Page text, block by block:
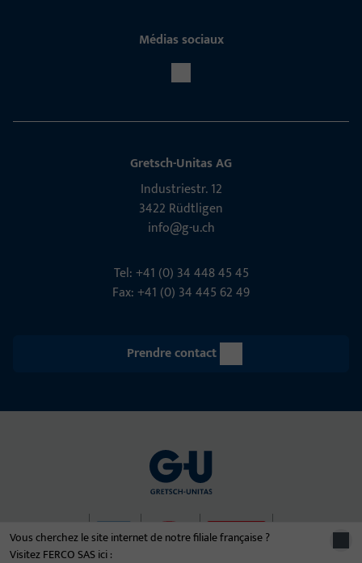
Vous cherchez le site internet de notre filiale française ?
Visitez FERCO SAS ici :
Médias sociaux
Gretsch-Unitas AG
Indu­s­triestr. 12
3422 Rüdt­ligen
info@g-u.ch
Tel: +41 (0) 34 448 45 45
Fax: +41 (0) 34 445 62 49
Prendre contact